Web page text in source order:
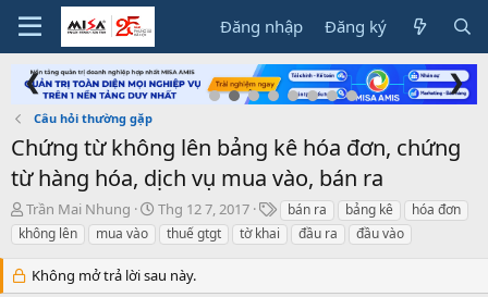
Đăng nhập Đăng ký
❮ ❯
Câu hỏi thường gặp
Chứng từ không lên bảng kê hóa đơn, chứng
từ hàng hóa, dịch vụ mua vào, bán ra
T
h
r
a
Trần Mai Nhung
N
g
à
g
Thg 12 7, 2017
T
ừ
k
bán ra bảng kê
hóa đơn
không lên
mua vào thuế gtgt tờ khai đầu ra đầu vào
Không mở trả lời sau này.